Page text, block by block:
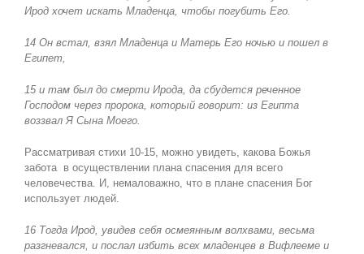
Ирод хочет искать Младенца, чтобы погубить Его.
14 Он встал, взял Младенца и Матерь Его ночью и пошел в
Египет,
15 и там был до смерти Ирода, да сбудется реченное
Господом через пророка, который говорит: из Египта
воззвал Я Сына Моего.
Рассматривая стихи 10-15, можно увидеть, какова Божья
забота в осуществлении плана спасения для всего
человечества. И, немаловажно, что в плане спасения Бог
использует людей.
16 Тогда Ирод, увидев себя осмеянным волхвами, весьма
разгневался, и послал избить всех младенцев в Вифлееме и